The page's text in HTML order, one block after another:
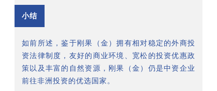
小结
如前所述，鉴于刚果（金）拥有相对稳定的外商投
资法律制度，友好的商业环境、宽松的投资优惠政
策以及丰富的自然资源，刚果（金）仍是中资企业
前往非洲投资的优选国家。